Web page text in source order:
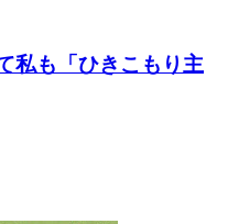
私も「ひきこもり主